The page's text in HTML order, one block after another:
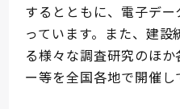
するとともに、電子デ
っています。また、建
る様々な調査研究のほ
ー等を全国各地で開催し